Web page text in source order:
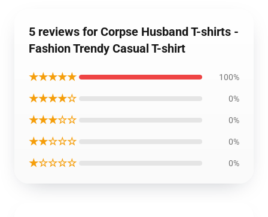
5 reviews for Corpse Husband T-shirts -
Fashion Trendy Casual T-shirt
★★★★★ 100%
★★★★☆ 0%
★★★☆☆ 0%
★★☆☆☆ 0%
★☆☆☆☆ 0%